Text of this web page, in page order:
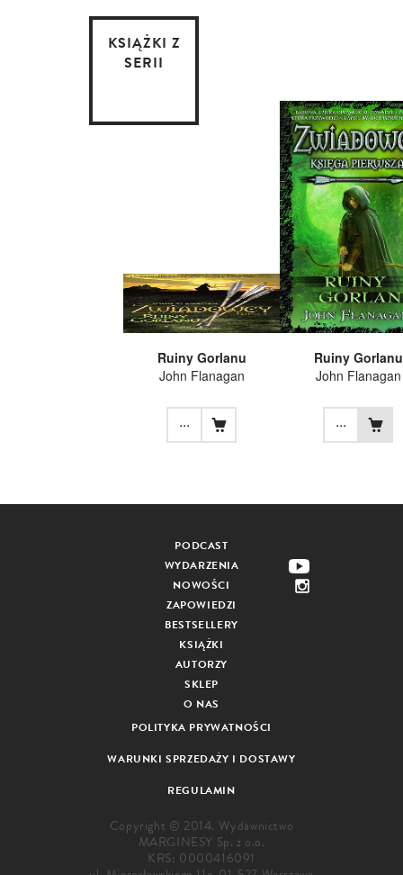
KSIĄŻKI Z
SERII
Ruiny Gorlanu
John Flanagan
...
Ruiny Gorlanu
John Flanagan
...
PODCAST
WYDARZENIA
NOWOŚCI
ZAPOWIEDZI
BESTSELLERY
KSIĄŻKI
AUTORZY
SKLEP
O NAS
POLITYKA PRYWATNOŚCI
WARUNKI SPRZEDAŻY I DOSTAWY
REGULAMIN
Copyright © 2014. Wydawnictwo
MARGINESY Sp. z o.o.
KRS: 0000416091